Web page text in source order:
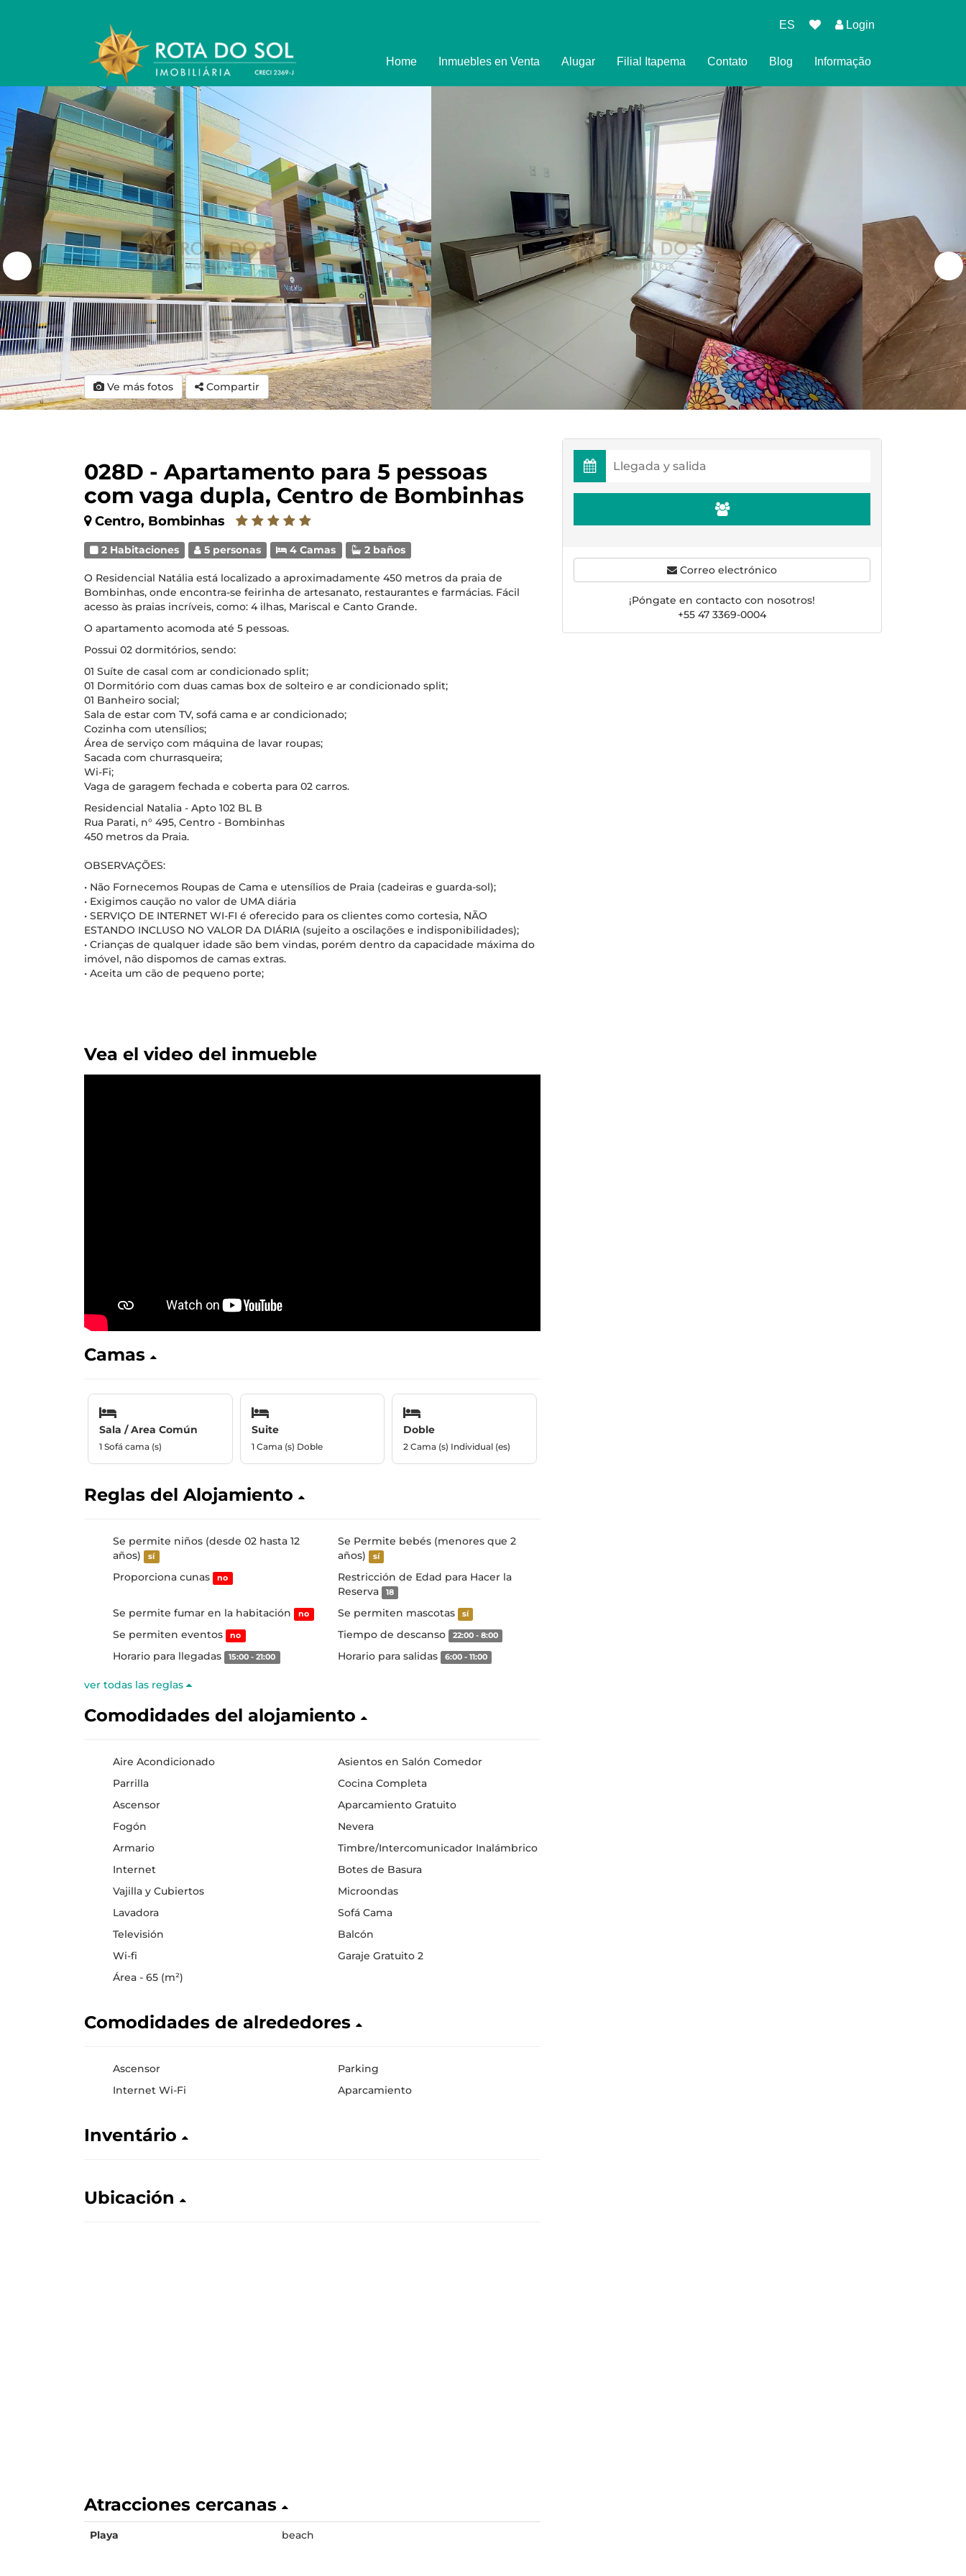
ES Login
Home Inmuebles en Venta Alugar
Imóveis
Formulário de Reserva
Promoções
Política de Privacidade
Termo e Condições para Reservar
Filial Itapema Contato Blog Informação
Ve más fotos Compartir
028D - Apartamento para 5 pessoas
com vaga dupla, Centro de Bombinhas
Centro, Bombinhas
2 Habitaciones 5 personas 4 Camas 2 baños
O Residencial Natália está localizado a aproximadamente 450 metros da praia de
Bombinhas, onde encontra-se feirinha de artesanato, restaurantes e farmácias. Fácil
acesso às praias incríveis, como: 4 ilhas, Mariscal e Canto Grande.
O apartamento acomoda até 5 pessoas.
Possui 02 dormitórios, sendo:
01 Suíte de casal com ar condicionado split;
01 Dormitório com duas camas box de solteiro e ar condicionado split;
01 Banheiro social;
Sala de estar com TV, sofá cama e ar condicionado;
Cozinha com utensílios;
Área de serviço com máquina de lavar roupas;
Sacada com churrasqueira;
Wi-Fi;
Vaga de garagem fechada e coberta para 02 carros.
Residencial Natalia - Apto 102 BL B
Rua Parati, n° 495, Centro - Bombinhas
450 metros da Praia.
OBSERVAÇÕES:
• Não Fornecemos Roupas de Cama e utensílios de Praia (cadeiras e guarda-sol);
• Exigimos caução no valor de UMA diária
• SERVIÇO DE INTERNET WI-FI é oferecido para os clientes como cortesia, NÃO
ESTANDO INCLUSO NO VALOR DA DIÁRIA (sujeito a oscilações e indisponibilidades);
• Crianças de qualquer idade são bem vindas, porém dentro da capacidade máxima do
imóvel, não dispomos de camas extras.
• Aceita um cão de pequeno porte;
Vea el video del inmueble
Camas
Sala / Area Común
1 Sofá cama (s)
Suite
1 Cama (s) Doble
Doble
2 Cama (s) Individual (es)
Reglas del Alojamiento
Se permite niños (desde 02 hasta 12
años)
sí
Se Permite bebés (menores que 2
años)
sí
Proporciona cunas no
Restricción de Edad para Hacer la
Reserva
18
Se permite fumar en la habitación no Se permiten mascotas sí
Se permiten eventos no Tiempo de descanso 22:00 - 8:00
Horario para llegadas 15:00 - 21:00 Horario para salidas 6:00 - 11:00
ver todas las reglas
Comodidades del alojamiento
Aire Acondicionado
Asientos en Salón Comedor
Parrilla
Cocina Completa
Ascensor
Aparcamiento Gratuito
Fogón
Nevera
Armario
Timbre/Intercomunicador Inalámbrico
Internet
Botes de Basura
Vajilla y Cubiertos
Microondas
Lavadora
Sofá Cama
Televisión
Balcón
Wi-fi
Garaje Gratuito 2
Área - 65 (m²)
Comodidades de alrededores
Ascensor
Parking
Internet Wi-Fi
Aparcamiento
Inventário
Ubicación
Atracciones cercanas
Playa beach
Correo electrónico
¡Póngate en contacto con nosotros!
+55 47 3369-0004